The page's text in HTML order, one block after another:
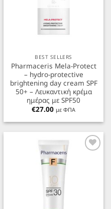
BEST SELLERS
Pharmaceris Mela-Protect
– hydro-protective
brightening day cream SPF
50+ – Λευκαντική κρέμα
ημέρας με SPF50
€27.00 με ΦΠΑ
Προσθήκη